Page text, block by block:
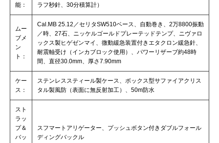
能：
ラフ秒針、30分積算計）
ムー
ブメ
ン
ト：
Cal.MB 25.12／セリタSW510ベース、自動巻き、2万8800振動
／時、27石、ニッケルゴールドプレーテッドテンプ、ニヴァロ
ックス製ヒゲゼンマイ、微動緩急装置付きエタクロン緩急針、
耐震軸受け（インカブロック使用）、パワーリザーブ約48時
間、直径30.0mm、厚さ7.90mm
ケー
ス：
ステンレススティール製ケース、ボックス型サファイアクリス
タル製風防（表面に無反射加工）、50m防水
スト
ラッ
プ＆
バッ
スフマートアリゲーター、プッシュボタン付きダブルフォール
ディングバックル